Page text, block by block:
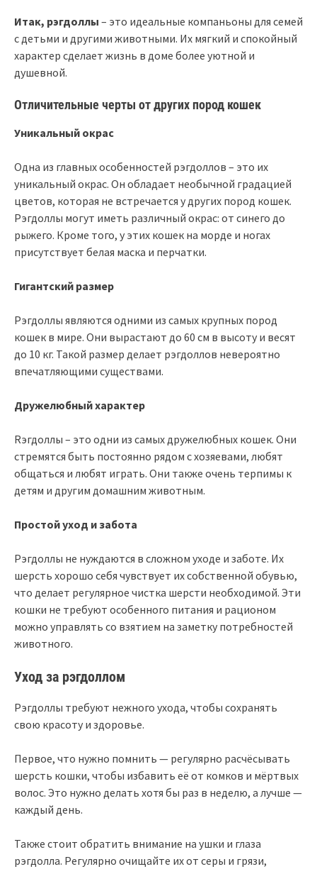
Итак, рэгдоллы – это идеальные компаньоны для семей
с детьми и другими животными. Их мягкий и спокойный
характер сделает жизнь в доме более уютной и
душевной.
Отличительные черты от других пород кошек
Уникальный окрас
Одна из главных особенностей рэгдоллов – это их
уникальный окрас. Он обладает необычной градацией
цветов, которая не встречается у других пород кошек.
Рэгдоллы могут иметь различный окрас: от синего до
рыжего. Кроме того, у этих кошек на морде и ногах
присутствует белая маска и перчатки.
Гигантский размер
Рэгдоллы являются одними из самых крупных пород
кошек в мире. Они вырастают до 60 см в высоту и весят
до 10 кг. Такой размер делает рэгдоллов невероятно
впечатляющими существами.
Дружелюбный характер
Rэгдоллы – это одни из самых дружелюбных кошек. Они
стремятся быть постоянно рядом с хозяевами, любят
общаться и любят играть. Они также очень терпимы к
детям и другим домашним животным.
Простой уход и забота
Рэгдоллы не нуждаются в сложном уходе и заботе. Их
шерсть хорошо себя чувствует их собственной обувью,
что делает регулярное чистка шерсти необходимой. Эти
кошки не требуют особенного питания и рационом
можно управлять со взятием на заметку потребностей
животного.
Уход за рэгдоллом
Рэгдоллы требуют нежного ухода, чтобы сохранять
свою красоту и здоровье.
Первое, что нужно помнить — регулярно расчёсывать
шерсть кошки, чтобы избавить её от комков и мёртвых
волос. Это нужно делать хотя бы раз в неделю, а лучше —
каждый день.
Также стоит обратить внимание на ушки и глаза
рэгдолла. Регулярно очищайте их от серы и грязи,